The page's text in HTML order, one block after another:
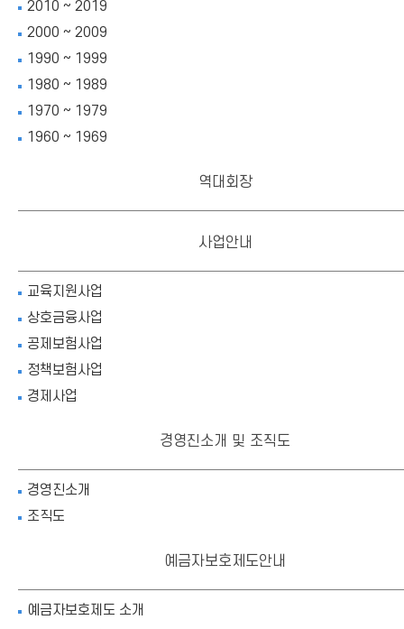
2010 ~ 2019
2000 ~ 2009
1990 ~ 1999
1980 ~ 1989
1970 ~ 1979
1960 ~ 1969
역대회장
사업안내
교육지원사업
상호금융사업
공제보험사업
정책보험사업
경제사업
경영진소개 및 조직도
경영진소개
조직도
예금자보호제도안내
예금자보호제도 소개